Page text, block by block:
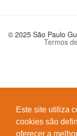
Este site utiliza
cookies são
oferecer a
© 2025 São Paulo
Termos